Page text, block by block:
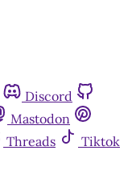
Discord
Mastodon
Threads
Tiktok